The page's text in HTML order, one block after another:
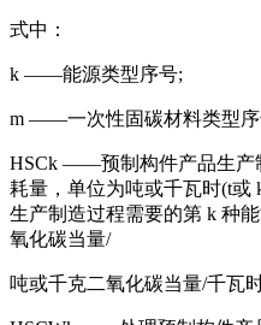
式中：
k ——能源类型序号;
m ——一次性固碳材料类型序
HSCk ——预制构件产品生产
耗量，单位为吨或千瓦时(t
生产制造过程需要的第 k 种
氧化碳当量/
吨或千克二氧化碳当量/千瓦